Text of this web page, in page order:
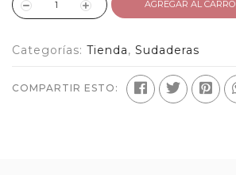
AGREGAR AL CARRO
Categorías: Tienda, Sudaderas
COMPARTIR ESTO: